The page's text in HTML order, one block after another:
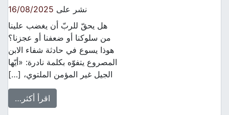
نشر على16/08/2025
هل يحقّ للربّ أن يغضب علينا
من سلوكنا أو ضعفنا أو عجزنا؟
هوذا يسوع في حادثة شفاء الابن
المصروع يتفوّه بكلمة نادرة: «أيّها
الجيل غير المؤمن الملتوي، […]
اقرأ أكثر…